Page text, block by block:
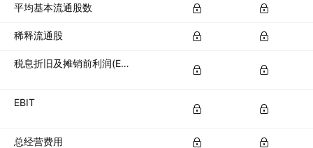
平均基本流通股数
稀释流通股
税息折旧及摊销前利润(EBITDA)
EBIT
总经营费用